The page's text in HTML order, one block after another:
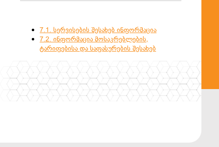
7.1. სერვისების შესახებ ინფორმაცია
7.2. ინფორმაცია მოსაკრებლების,
ტარიფებისა და საფასურების შესახებ